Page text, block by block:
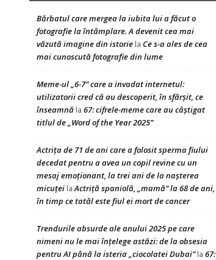
Bărbatul care mergea la iubita lui a făcut o
fotografie la întâmplare. A devenit cea mai
văzută imagine din istorie la Ce s-a ales de cea
mai cunoscută fotografie din lume
Meme-ul „6-7” care a invadat internetul:
utilizatorii cred că au descoperit, în sfârșit, ce
înseamnă la 67: cifrele-meme care au câștigat
titlul de „Word of the Year 2025”
Actrița de 71 de ani care a folosit sperma fiului
decedat pentru a avea un copil revine cu un
mesaj emoționant, la trei ani de la nașterea
micuței laActriță spaniolă, „mamă” la 68 de ani,
în timp ce tatăl este fiul ei mort de cancer
Trendurile absurde ale anului 2025 pe care
nimeni nu le mai înțelege astăzi: de la obsesia
pentru AI până la isteria „ciocolatei Dubai”la 67: